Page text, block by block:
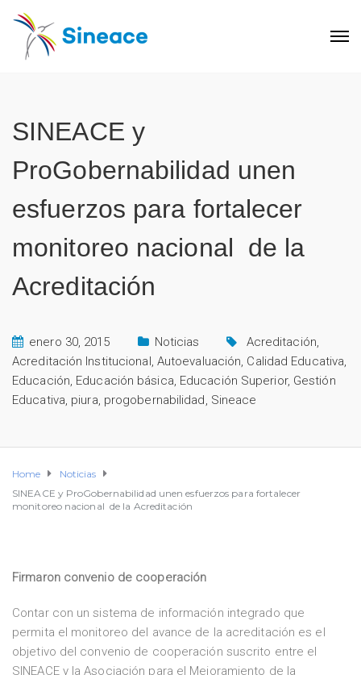
SINEACE y
ProGobernabilidad unen
esfuerzos para fortalecer
monitoreo nacional de la
Acreditación
enero 30, 2015 Noticias Acreditación,
Acreditación Institucional, Autoevaluación, Calidad Educativa,
Educación, Educación básica, Educación Superior, Gestión
Educativa, piura, progobernabilidad, Sineace
Home
Noticias
SINEACE y ProGobernabilidad unen esfuerzos para fortalecer
monitoreo nacional de la Acreditación
Firmaron convenio de cooperación
Contar con un sistema de información integrado que
permita el monitoreo del avance de la acreditación es el
objetivo del convenio de cooperación suscrito entre el
SINEACE y la Asociación para el Mejoramiento de la